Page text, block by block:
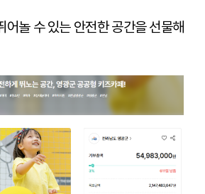
어놀 수 있는 안전한 공간을 선물해